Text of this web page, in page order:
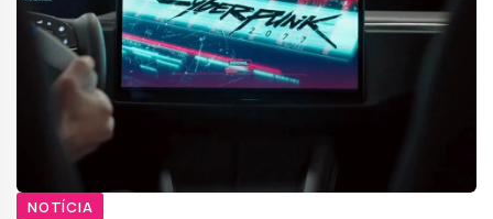
NOTÍCIA